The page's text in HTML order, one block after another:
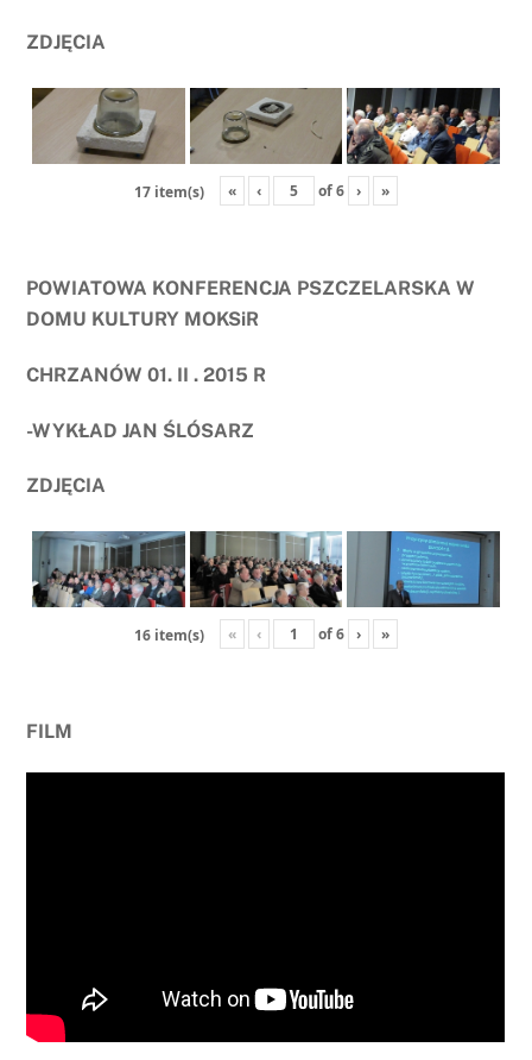
ZDJĘCIA
17 item(s) « ‹ of6 › »
POWIATOWA KONFERENCJA PSZCZELARSKA W
DOMU KULTURY MOKSiR
CHRZANÓW 01. II . 2015 R
-WYKŁAD JAN ŚLÓSARZ
ZDJĘCIA
16 item(s) « ‹ of6 › »
FILM